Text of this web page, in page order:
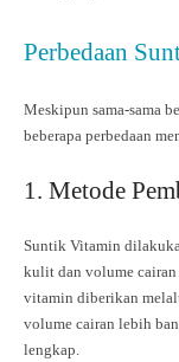
Perbedaan
Meskipun sama-sama
beberapa perbedaan
1. Metode
Suntik Vitamin
kulit dan volume
vitamin diberikan
volume cairan lebih
lengkap.